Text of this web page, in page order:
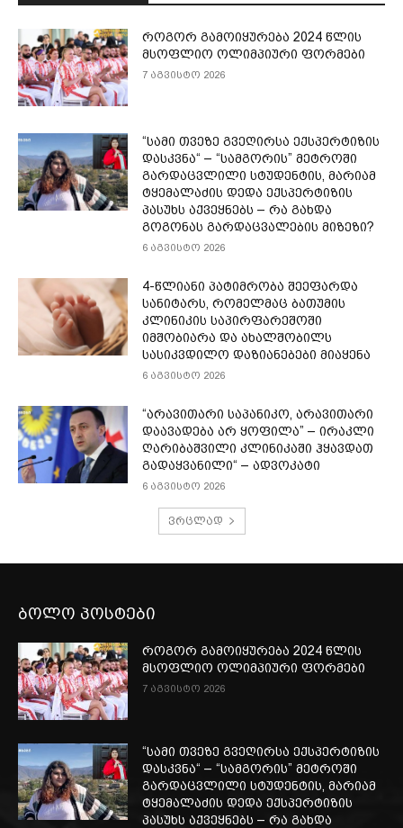
როგორ გამოიყურება 2024 წლის
მსოფლიო ოლიმპიური ფორმები
7 აგვისტო 2026
“სამი თვე­ზე გვე­ღირ­სა ექ­სპერ­ტი­ზის
დას­კვნა“ – “სამგორის” მეტროში
გარდაცვლილი სტუდენტის, მარიამ
ტყემალაძის დედა ექსპერტიზის
პასუხს აქვეყნებს – რა გახდა
გოგონას გარდაცვალების მიზეზი?
6 აგვისტო 2026
4-წლიანი პატიმრობა შეეფარდა
სანიტარს, რომელმაც ბათუმის
კლინიკის საპირფარეშოში
იმშობიარა და ახალშობილს
სასიკვდილო დაზიანებები მიაყენა
6 აგვისტო 2026
“არავითარი საპანიკო, არავითარი
დაავადება არ ყოფილა” – ირაკლი
ღარიბაშვილი კლინიკაში ჰყავდათ
გადაყვანილი“ – ადვოკატი
6 აგვისტო 2026
ვრცლად
ბოლო პოსტები
როგორ გამოიყურება 2024 წლის
მსოფლიო ოლიმპიური ფორმები
7 აგვისტო 2026
“სამი თვე­ზე გვე­ღირ­სა ექ­სპერ­ტი­ზის
დას­კვნა“ – “სამგორის” მეტროში
გარდაცვლილი სტუდენტის, მარიამ
ტყემალაძის დედა ექსპერტიზის
პასუხს აქვეყნებს – რა გახდა